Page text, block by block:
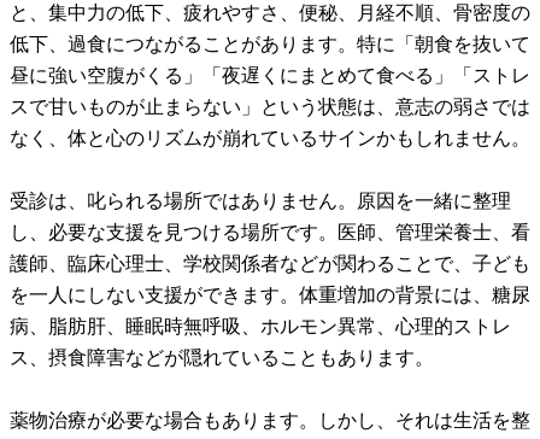
と、集中力の低下、疲れやすさ、便秘、月経不順、骨密度の
低下、過食につながることがあります。特に「朝食を抜いて
昼に強い空腹がくる」「夜遅くにまとめて食べる」「ストレ
スで甘いものが止まらない」という状態は、意志の弱さでは
なく、体と心のリズムが崩れているサインかもしれません。
受診は、叱られる場所ではありません。原因を一緒に整理
し、必要な支援を見つける場所です。医師、管理栄養士、看
護師、臨床心理士、学校関係者などが関わることで、子ども
を一人にしない支援ができます。体重増加の背景には、糖尿
病、脂肪肝、睡眠時無呼吸、ホルモン異常、心理的ストレ
ス、摂食障害などが隠れていることもあります。
薬物治療が必要な場合もあります。しかし、それは生活を整